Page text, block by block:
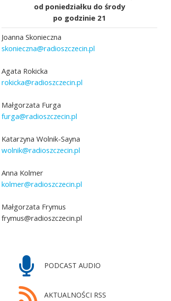
od poniedziałku do środy
po godzinie 21
Joanna Skonieczna
skonieczna@radioszczecin.pl
Agata Rokicka
rokicka@radioszczecin.pl
Małgorzata Furga
furga@radioszczecin.pl
Katarzyna Wolnik-Sayna
wolnik@radioszczecin.pl
Anna Kolmer
kolmer@radioszczecin.pl
Małgorzata Frymus
frymus@radioszczecin.pl
PODCAST AUDIO
AKTUALNOŚCI RSS